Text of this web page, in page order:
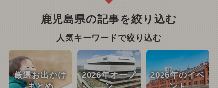
鹿児島県の記事を絞り込む
人気キーワードで絞り込む
厳選お出かけ
2026年オープ
2026年のイベ